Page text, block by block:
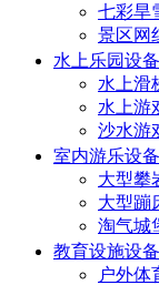
七彩旱
景区网
水上乐园设备
水上滑
水上游
沙水游
室内游乐设备
大型攀
大型蹦
淘气城
教育设施设备
户外体